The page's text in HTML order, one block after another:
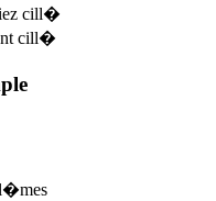
cill�
cill�
�mes